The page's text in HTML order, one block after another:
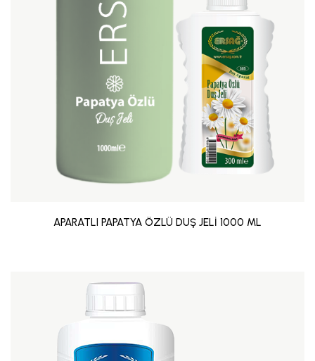
APARATLI PAPATYA ÖZLÜ DUŞ JELİ 1000 ML